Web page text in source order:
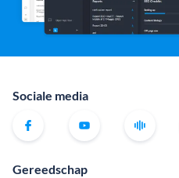
Sociale media
Gereedschap